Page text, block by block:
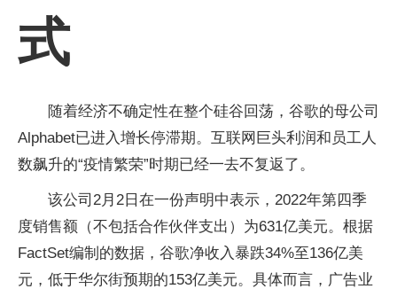
式
随着经济不确定性在整个硅谷回荡，谷歌的母公司
Alphabet已进入增长停滞期。互联网巨头利润和员工人
数飙升的“疫情繁荣”时期已经一去不复返了。
该公司2月2日在一份声明中表示，2022年第四季
度销售额（不包括合作伙伴支出）为631亿美元。根据
FactSet编制的数据，谷歌净收入暴跌34%至136亿美
元，低于华尔街预期的153亿美元。具体而言，广告业